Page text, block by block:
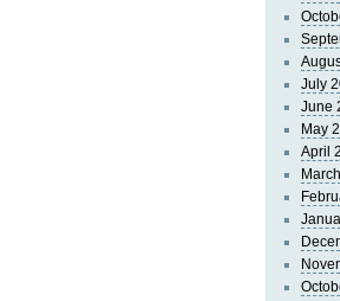
July
June
May
April